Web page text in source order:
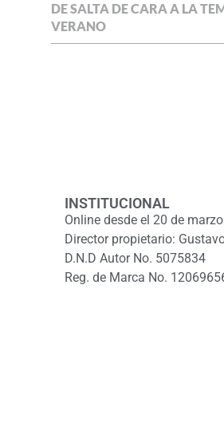
DE SALTA DE CARA A LA
VERANO
INSTITUCIONAL
Online desde el 20 de
Director propietario:
D.N.D Autor No. 5075834
Reg. de Marca No.